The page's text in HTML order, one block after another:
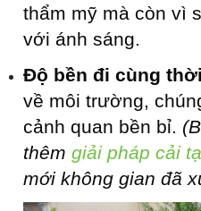
thẩm mỹ mà còn vì
với ánh sáng.
Độ bền đi cùng
về môi trường,
cảnh quan bền bỉ.
thêm giải pháp cải
mới không gian đã